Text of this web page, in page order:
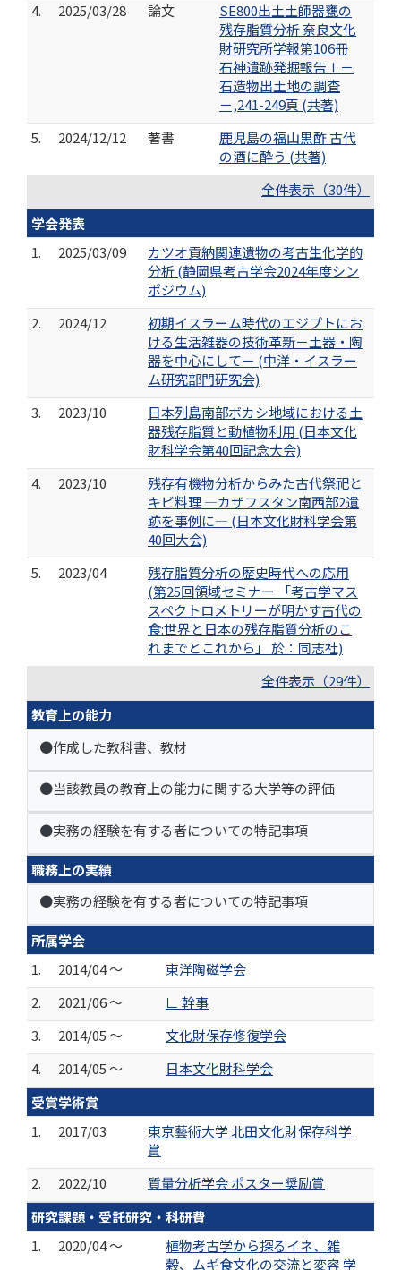
4.
2025/03/28 論文
SE800出土土師器甕の
残存脂質分析 奈良文化
財研究所学報第106冊
石神遺跡発掘報告Ⅰ－
石造物出土地の調査
－,241-249頁 (共著)
5.
2024/12/12 著書
鹿児島の福山黒酢 古代
の酒に酔う (共著)
全件表示（30件）
学会発表
1.
2025/03/09
カツオ貢納関連遺物の考古生化学的
分析 (静岡県考古学会2024年度シン
ポジウム)
2.
2024/12
初期イスラーム時代のエジプトにお
ける生活雑器の技術革新－土器・陶
器を中心にして－ (中洋・イスラー
ム研究部門研究会)
3.
2023/10
日本列島南部ボカシ地域における土
器残存脂質と動植物利用 (日本文化
財科学会第40回記念大会)
4.
2023/10
残存有機物分析からみた古代祭祀と
キビ料理 ―カザフスタン南西部2遺
跡を事例に― (日本文化財科学会第
40回大会)
5.
2023/04
残存脂質分析の歴史時代への応用
(第25回領域セミナー 「考古学マス
スペクトロメトリーが明かす古代の
食:世界と日本の残存脂質分析のこ
れまでとこれから」 於：同志社)
全件表示（29件）
教育上の能力
●作成した教科書、教材
●当該教員の教育上の能力に関する大学等の評価
●実務の経験を有する者についての特記事項
職務上の実績
●実務の経験を有する者についての特記事項
所属学会
1.
2014/04 ～
東洋陶磁学会
2.
2021/06 ～
∟ 幹事
3.
2014/05 ～
文化財保存修復学会
4.
2014/05 ～
日本文化財科学会
受賞学術賞
1.
2017/03
東京藝術大学 北田文化財保存科学
賞
2.
2022/10
質量分析学会 ポスター奨励賞
研究課題・受託研究・科研費
1.
2020/04 ～
植物考古学から探るイネ、雑
穀、ムギ食文化の交流と変容 学